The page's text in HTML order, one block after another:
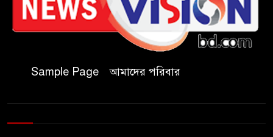
গণভোটের রায় জুলাই সনদ
বাস্তবায়নের আহ্বান,ইসলামপুরে
জামায়াতের গণমিছিল ও সমাবেশ
Sample Page আমাদের পরিবার